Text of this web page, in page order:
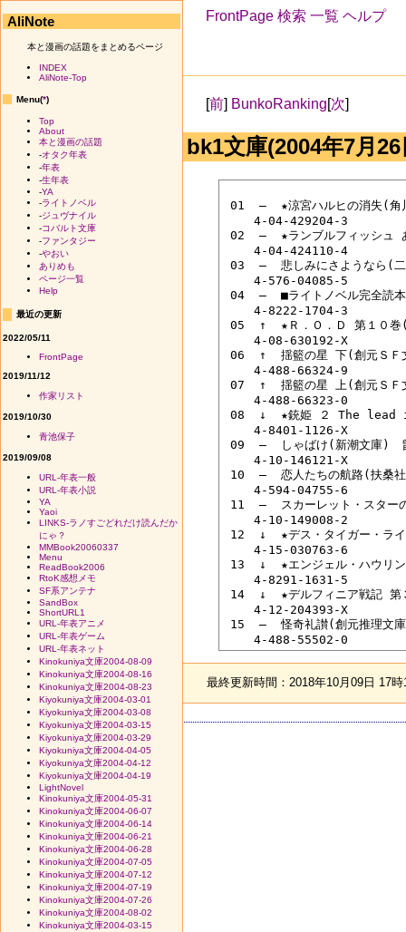
FrontPage 検索 一覧 ヘルプ
[前] BunkoRanking[次]
bk1文庫(2004年7月
01  ―  ★涼宮ハルヒの消失(角
4-04-429204-3
02  ―  ★ランブルフィッシュ
4-04-424110-4
03  ―  悲しみにさようなら(二
4-576-04085-5
04  ―  ■ライトノベル完全読本
4-8222-1704-3
05  ↑  ★Ｒ．Ｏ．Ｄ 第１０巻(
4-08-630192-X
06  ↑  揺籃の星 下(創元ＳＦ
4-488-66324-9
07  ↑  揺籃の星 上(創元ＳＦ
4-488-66323-0
08  ↓  ★銃姫 ２ The lead
4-8401-1126-X
09  ―  しゃばけ(新潮文庫)　
4-10-146121-X
10  ―  恋人たちの航路(扶桑社
4-594-04755-6
11  ―  スカーレット・スター
4-10-149008-2
12  ↓  ★デス・タイガー・ラ
4-15-030763-6
13  ↓  ★エンジェル・ハウリ
4-8291-1631-5
14  ↓  ★デルフィニア戦記 第
4-12-204393-X
15  ―  怪奇礼讃(創元推理文庫
最終更新時間：2018年10月09日 17
AliNote
本と漫画の話題をまとめるページ
INDEX
AliNote-Top
Menu(*)
Top
About
本と漫画の話題
-オタク年表
-年表
-生年表
-YA
-ライトノベル
-ジュヴナイル
-コバルト文庫
-ファンタジー
-やおい
ありめも
ページ一覧
Help
最近の更新
2022/05/11
FrontPage
2019/11/12
作家リスト
2019/10/30
青池保子
2019/09/08
URL-年表一般
URL-年表小説
YA
Yaoi
LINKS-ラノすごどれだけ読んだか
にゃ？
MMBook20060337
Menu
ReadBook2006
RtoK感想メモ
SF系アンテナ
SandBox
ShortURL1
URL-年表アニメ
URL-年表ゲーム
URL-年表ネット
Kinokuniya文庫2004-08-09
Kinokuniya文庫2004-08-16
Kinokuniya文庫2004-08-23
Kiyokuniya文庫2004-03-01
Kiyokuniya文庫2004-03-08
Kiyokuniya文庫2004-03-15
Kiyokuniya文庫2004-03-29
Kiyokuniya文庫2004-04-05
Kiyokuniya文庫2004-04-12
Kiyokuniya文庫2004-04-19
LightNovel
Kinokuniya文庫2004-05-31
Kinokuniya文庫2004-06-07
Kinokuniya文庫2004-06-14
Kinokuniya文庫2004-06-21
Kinokuniya文庫2004-06-28
Kinokuniya文庫2004-07-05
Kinokuniya文庫2004-07-12
Kinokuniya文庫2004-07-19
Kinokuniya文庫2004-07-26
Kinokuniya文庫2004-08-02
Kinokuniya文庫2004-03-15